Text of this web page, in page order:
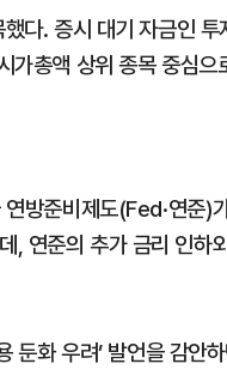
다. 증시 대기 자금인
총액 상위 종목 중심
방준비제도(Fed·연준)
준의 추가 금리 인하
화 우려’ 발언을 감안